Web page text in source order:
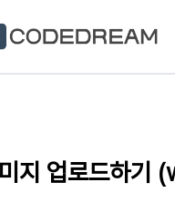
지 업로드하기